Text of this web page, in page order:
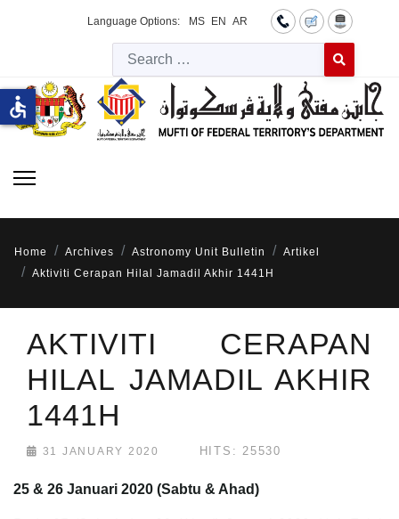
Language Options: MS EN AR
Type 2 or
Home Archives Astronomy Unit Bulletin
Artikel
Aktiviti Cerapan Hilal Jamadil Akhir 1441H
AKTIVITI CERAPAN
HILAL JAMADIL AKHIR
1441H
31 JANUARY 2020 HITS: 25530
25 & 26 Januari 2020 (Sabtu & Ahad)
accessible